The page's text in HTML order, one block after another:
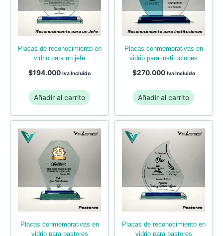
placas de reconocimiento en
vidrio para un jefe
$194.000 Iva Incluido
Añadir al carrito
placas conmemorativas en
vidrio para instituciones
$270.000 Iva Incluido
Añadir al carrito
placas conmemorativas en
vidrio para pastores
placas de reconocimiento en
vidrio para pastores